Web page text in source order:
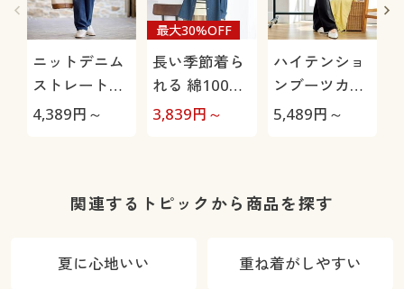
ニットデニム
ストレートパ
ンツ(スマート
わらか・選べ
OK・1年中は
4,389円～
長い季節着ら
れる 綿100%
デニムシャツ
最大30%OFF
3,839円～
ハイテンショ
ンブーツカッ
トパンツ(美脚
地使用・シワ
ト)
5,489円～
関連するトピックから商品を探す
夏に心地いい 重ね着がしやすい